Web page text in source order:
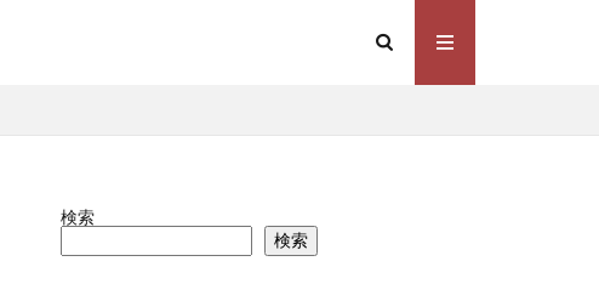
検索
検索